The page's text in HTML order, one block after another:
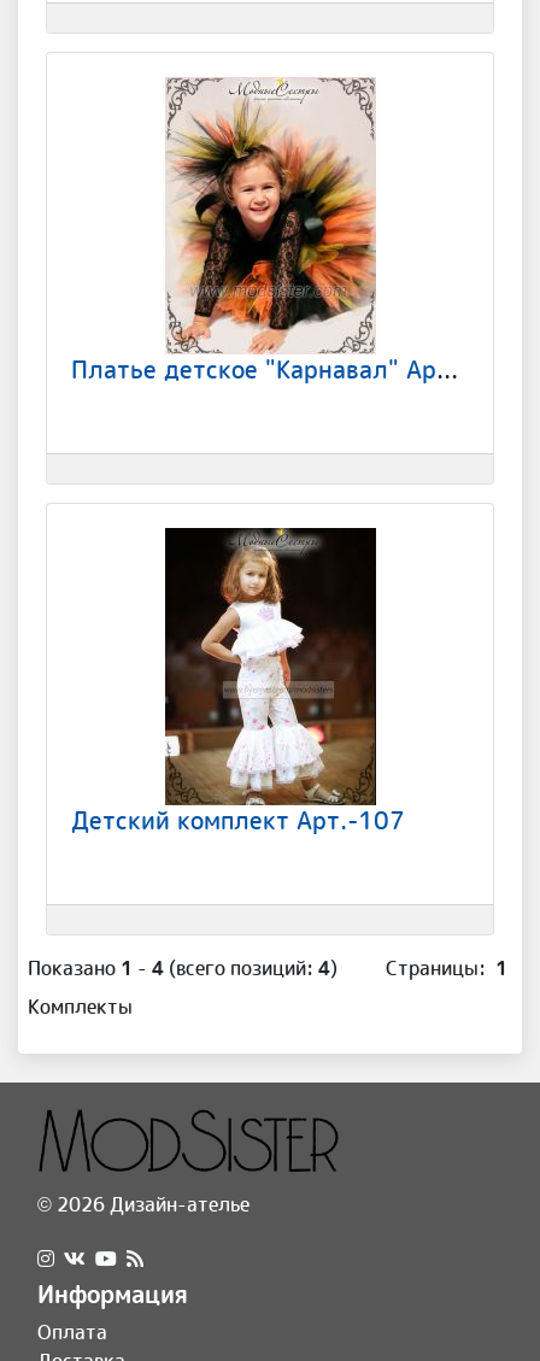
Платье детское "Карнавал" Арт.192
Детский комплект Арт.-107
Страницы: 1
Показано 1 - 4 (всего позиций: 4)
Комплекты
© 2026 Дизайн-ателье
Информация
Оплата